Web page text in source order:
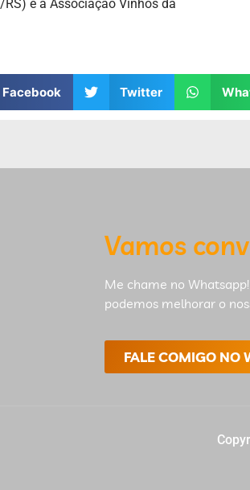
e a Associação Vinhos da
Facebook Twitter
Vamos
Me chame no
podemos melhorar o
FALE COMIGO NO